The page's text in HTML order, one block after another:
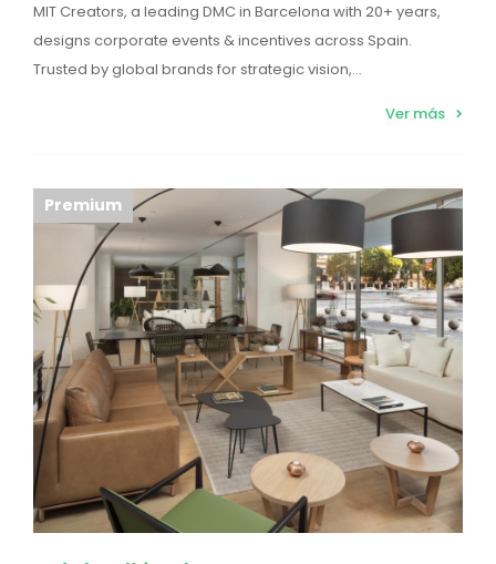
MIT Creators, a leading DMC in Barcelona with 20+ years,
designs corporate events & incentives across Spain.
Trusted by global brands for strategic vision,...
Ver más
Premium